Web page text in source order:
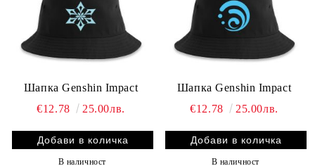
Шапка Genshin Impact
€12.78
25.00лв.
В наличност
Шапка Genshin Impact
€12.78
25.00лв.
В наличност